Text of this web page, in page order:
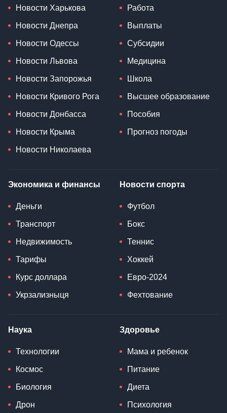
Новости Харькова
Новости Днепра
Новости Одессы
Новости Львова
Новости Запорожья
Новости Кривого Рога
Новости Донбасса
Новости Крыма
Новости Николаева
Работа
Выплаты
Субсидии
Медицина
Школа
Высшее образование
Пособия
Прогноз погоды
Экономика и финансы
Деньги
Транспорт
Недвижимость
Тарифы
Курс доллара
Укрзализныця
Новости спорта
Футбол
Бокс
Теннис
Хоккей
Евро-2024
Фехтование
Наука
Технологии
Космос
Биология
Дрон
Здоровье
Мама и ребенок
Питание
Диета
Психология